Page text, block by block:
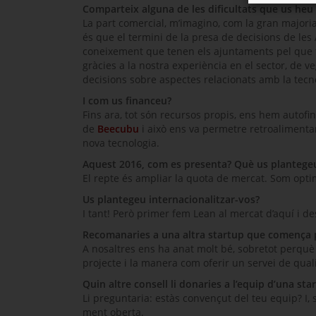
Comparteix alguna de les dificultats que us heu
La part comercial, m’imagino, com la gran
és que el termini de la presa de decisions de
coneixement que tenen els ajuntaments pel que
gràcies a la nostra experiència en el sector, de
decisions sobre aspectes relacionats amb la
I com us financeu?
Fins ara, tot són recursos propis, ens hem
de Beecubu i això ens va permetre
nova tecnologia.
Aquest 2016, com es presenta? Què us
El repte és ampliar la quota de mercat. Som
Us plantegeu internacionalitzar-vos?
I tant! Però primer fem
Lean al mercat d’aquí i
Recomanaries a una altra startup que comença
A nosaltres ens ha anat molt bé, sobretot
projecte i la manera com oferir un servei de
Quin altre consell li donaries a l’equip d’una
Li preguntaria: estàs convençut del teu equip?
ment oberta.